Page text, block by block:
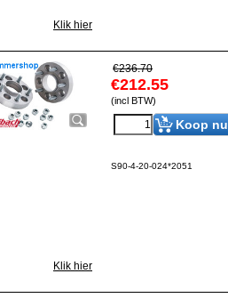
Klik hier
€236.70
€212.55
(incl BTW)
Koop nu
S90-4-20-024*2051
Klik hier